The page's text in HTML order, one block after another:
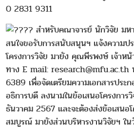
0 2831 9311
สำหรับคณาจารย์ นักวิจัย มห
สนใจขอรับการสนับสนุนฯ แจ้งความป
โครงการวิจัย มายัง คุณพีรพงษ์ เจ้าห
ทาง E mail: research@mfu.ac.th
6389 เพื่อจัดเตรียมความเอกสารประ
อธิการบดี ลงนามในข้อเสนอโครงกา
ธันวาคม 2567 และจะต้องส่งข้อเสนอ
สมบูรณ์ มายังส่วนบริหารงานวิจัยฯ ใ